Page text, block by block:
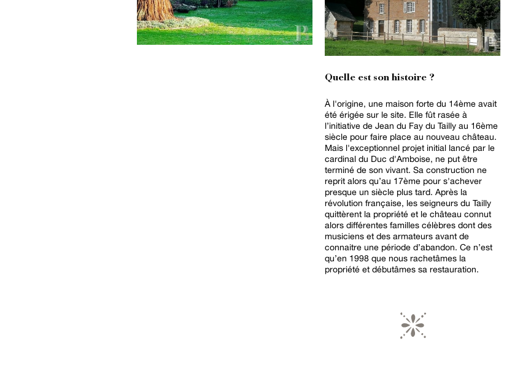
Quelle est son histoire ?
À l'origine, une maison forte du 14ème avait
été érigée sur le site. Elle fût rasée à
l’initiative de Jean du Fay du Tailly au 16ème
siècle pour faire place au nouveau château.
Mais l'exceptionnel projet initial lancé par le
cardinal du Duc d'Amboise, ne put être
terminé de son vivant. Sa construction ne
reprit alors qu’au 17ème pour s'achever
presque un siècle plus tard. Après la
révolution française, les seigneurs du Tailly
quittèrent la propriété et le château connut
alors différentes familles célèbres dont des
musiciens et des armateurs avant de
connaitre une période d’abandon. Ce n’est
qu’en 1998 que nous rachetâmes la
propriété et débutâmes sa restauration.